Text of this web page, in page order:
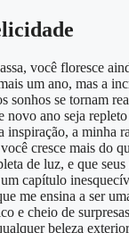
você floresce
um ano, mas a
sonhos se tornam
novo ano seja
inspiração, a minha
cresce mais do
de luz, e que
capítulo
me ensina a ser
e cheio de
beleza